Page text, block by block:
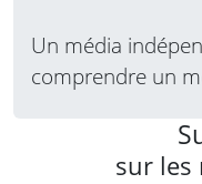
Un média
comprendre un
sur les